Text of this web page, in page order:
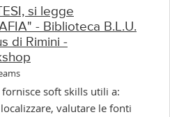
si legge
- Biblioteca B.L.U.
di Rimini -
skills utili a:
valutare le fonti